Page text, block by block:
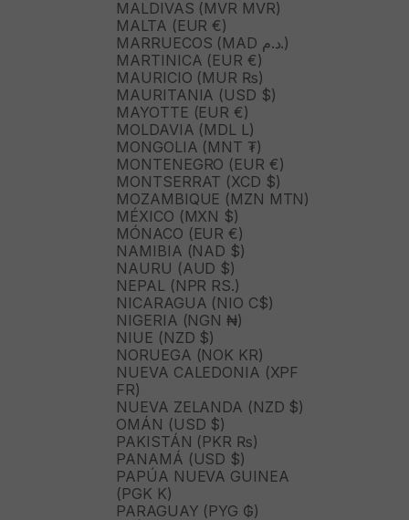
MALDIVAS (MVR MVR)
MALTA (EUR €)
MARRUECOS (MAD د.م.)
MARTINICA (EUR €)
MAURICIO (MUR ₨)
MAURITANIA (USD $)
MAYOTTE (EUR €)
MOLDAVIA (MDL L)
MONGOLIA (MNT ₮)
MONTENEGRO (EUR €)
MONTSERRAT (XCD $)
MOZAMBIQUE (MZN MTN)
MÉXICO (MXN $)
MÓNACO (EUR €)
NAMIBIA (NAD $)
NAURU (AUD $)
NEPAL (NPR RS.)
NICARAGUA (NIO C$)
NIGERIA (NGN ₦)
NIUE (NZD $)
NORUEGA (NOK KR)
NUEVA CALEDONIA (XPF
FR)
NUEVA ZELANDA (NZD $)
OMÁN (USD $)
PAKISTÁN (PKR ₨)
PANAMÁ (USD $)
PAPÚA NUEVA GUINEA
(PGK K)
PARAGUAY (PYG ₲)